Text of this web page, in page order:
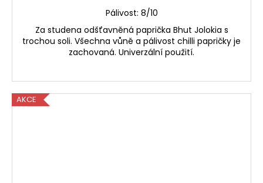
Pálivost: 8/10
Za studena odšťavněná paprička Bhut Jolokia s
trochou soli. Všechna vůně a pálivost chilli papričky je
zachovaná. Univerzální použití.
AKCE